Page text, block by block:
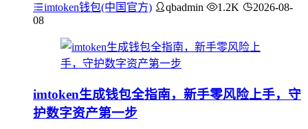
imtoken钱包(中国官方) qbadmin 1.2K
2026-08-
08
imtoken生成钱包全指南，新手零风险上手，守
护数字资产第一步